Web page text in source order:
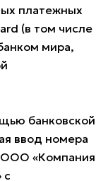
платежных
(в том числе
мира,
банковской
ввод номера
ООО «Компания
с